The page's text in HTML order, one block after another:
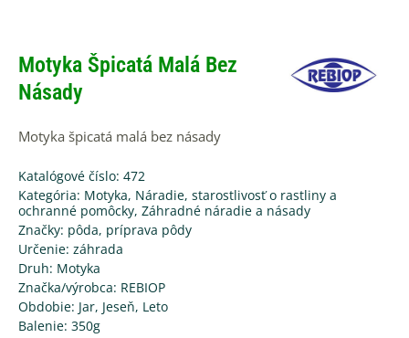
Motyka Špicatá Malá Bez
Násady
Motyka špicatá malá bez násady
Katalógové číslo: 472
Kategória: Motyka, Náradie, starostlivosť o rastliny a
ochranné pomôcky, Záhradné náradie a násady
Značky: pôda, príprava pôdy
Určenie: záhrada
Druh: Motyka
Značka/výrobca: REBIOP
Obdobie: Jar, Jeseň, Leto
Balenie: 350g